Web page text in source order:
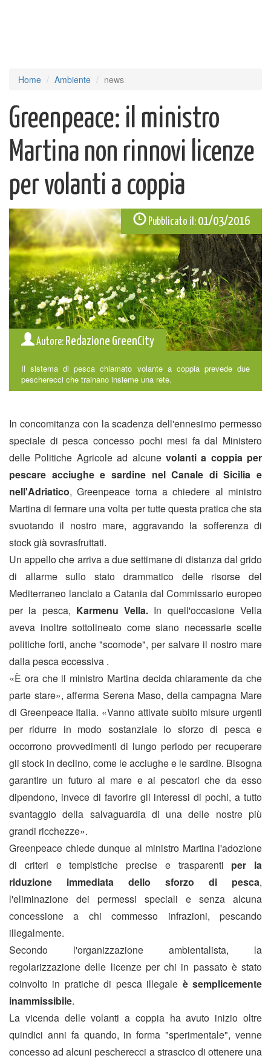
Home Ambiente news
Greenpeace: il ministro
Martina non rinnovi licenze
per volanti a coppia
Pubblicato il: 01/03/2016
Autore: Redazione GreenCity
Il sistema di pesca chiamato volante a coppia prevede due
pescherecci che trainano insieme una rete.
In concomitanza con la scadenza dell'ennesimo permesso
speciale di pesca concesso pochi mesi fa dal Ministero
delle Politiche Agricole ad alcune volanti a coppia per
pescare acciughe e sardine nel Canale di Sicilia e
nell'Adriatico, Greenpeace torna a chiedere al ministro
Martina di fermare una volta per tutte questa pratica che sta
svuotando il nostro mare, aggravando la sofferenza di
stock già sovrasfruttati.
Un appello che arriva a due settimane di distanza dal grido
di allarme sullo stato drammatico delle risorse del
Mediterraneo lanciato a Catania dal Commissario europeo
per la pesca, Karmenu Vella. In quell'occasione Vella
aveva inoltre sottolineato come siano necessarie scelte
politiche forti, anche "scomode", per salvare il nostro mare
dalla pesca eccessiva .
«È ora che il ministro Martina decida chiaramente da che
parte stare», afferma Serena Maso, della campagna Mare
di Greenpeace Italia. «Vanno attivate subito misure urgenti
per ridurre in modo sostanziale lo sforzo di pesca e
occorrono provvedimenti di lungo periodo per recuperare
gli stock in declino, come le acciughe e le sardine. Bisogna
garantire un futuro al mare e ai pescatori che da esso
dipendono, invece di favorire gli interessi di pochi, a tutto
svantaggio della salvaguardia di una delle nostre più
grandi ricchezze».
Greenpeace chiede dunque al ministro Martina l'adozione
di criteri e tempistiche precise e trasparenti per la
riduzione immediata dello sforzo di pesca,
l'eliminazione dei permessi speciali e senza alcuna
concessione a chi commesso infrazioni, pescando
illegalmente.
Secondo l'organizzazione ambientalista, la
regolarizzazione delle licenze per chi in passato è stato
coinvolto in pratiche di pesca illegale è semplicemente
inammissibile.
La vicenda delle volanti a coppia ha avuto inizio oltre
quindici anni fa quando, in forma "sperimentale", venne
concesso ad alcuni pescherecci a strascico di ottenere una